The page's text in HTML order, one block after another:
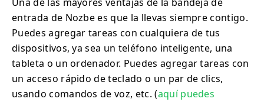
entrada de Nozbe es que la llevas siempre contigo.
Puedes agregar tareas con cualquiera de tus
dispositivos, ya sea un teléfono inteligente, una
tableta o un ordenador. Puedes agregar tareas con
un acceso rápido de teclado o un par de clics,
usando comandos de voz, etc. (aquí puedes